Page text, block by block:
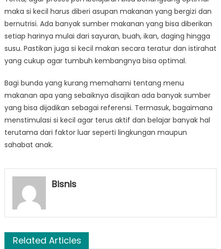
maka si kecil harus diberi asupan makanan yang bergizi dan
bernutrisi. Ada banyak sumber makanan yang bisa diberikan
setiap harinya mulai dari sayuran, buah, ikan, daging hingga
susu. Pastikan juga si kecil makan secara teratur dan istirahat
yang cukup agar tumbuh kembangnya bisa optimal.
Bagi bunda yang kurang memahami tentang menu
makanan apa yang sebaiknya disajikan ada banyak sumber
yang bisa dijadikan sebagai referensi. Termasuk, bagaimana
menstimulasi si kecil agar terus aktif dan belajar banyak hal
terutama dari faktor luar seperti lingkungan maupun
sahabat anak.
Bisnis
Related Articles